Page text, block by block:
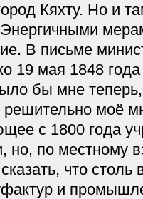
Кяхту. Но и
В письме
19 мая 1848
бы мне теперь,
решительно моё
с 1800 года
но, по местному
что
и